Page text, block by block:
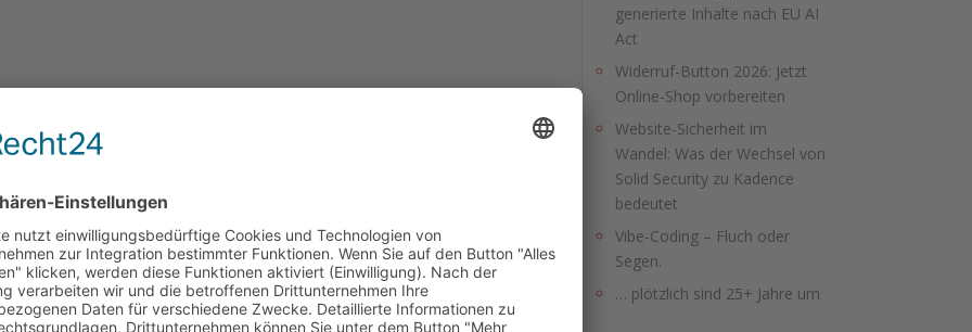
generierte Inhalte nach EU AI
Act
Widerruf-Button 2026: Jetzt
Online-Shop vorbereiten
Website-Sicherheit im
Wandel: Was der Wechsel von
Solid Security zu Kadence
bedeutet
Vibe-Coding – Fluch oder
Segen.
… plötzlich sind 25+ Jahre um